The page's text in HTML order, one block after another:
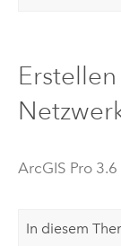
ArcGIS Pro 3.6
In diesem